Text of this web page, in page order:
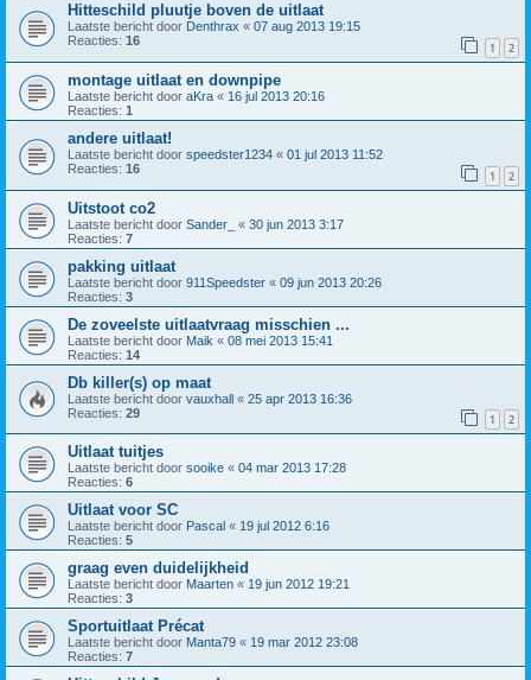
Hitteschild pluutje boven de uitlaat
Laatste bericht door Denthrax « 07 aug 2013 19:15
Reacties: 16 1 2
montage uitlaat en downpipe
Laatste bericht door aKra « 16 jul 2013 20:16
Reacties: 1
andere uitlaat!
Laatste bericht door speedster1234 « 01 jul 2013 11:52
Reacties: 16 1 2
Uitstoot co2
Laatste bericht door Sander_ « 30 jun 2013 3:17
Reacties: 7
pakking uitlaat
Laatste bericht door 911Speedster « 09 jun 2013 20:26
Reacties: 3
De zoveelste uitlaatvraag misschien ...
Laatste bericht door Maik « 08 mei 2013 15:41
Reacties: 14
Db killer(s) op maat
Laatste bericht door vauxhall « 25 apr 2013 16:36
Reacties: 29 1 2
Uitlaat tuitjes
Laatste bericht door sooike « 04 mar 2013 17:28
Reacties: 6
Uitlaat voor SC
Laatste bericht door Pascal « 19 jul 2012 6:16
Reacties: 5
graag even duidelijkheid
Laatste bericht door Maarten « 19 jun 2012 19:21
Reacties: 3
Sportuitlaat Précat
Laatste bericht door Manta79 « 19 mar 2012 23:08
Reacties: 7